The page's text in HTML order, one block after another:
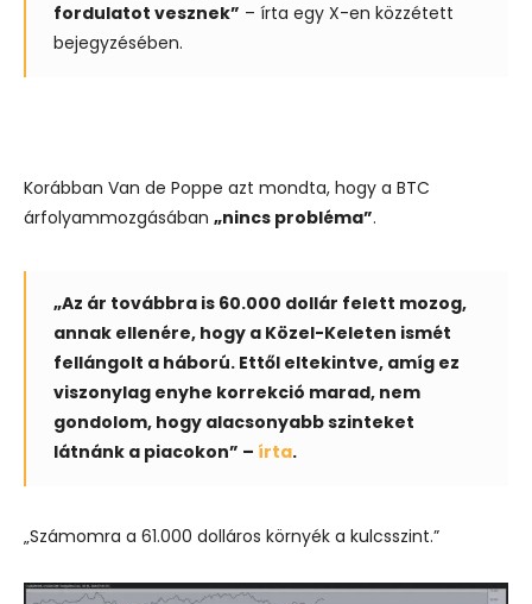
fordulatot vesznek” – írta egy X-en közzétett
bejegyzésében.
Korábban Van de Poppe azt mondta, hogy a BTC
árfolyammozgásában „nincs probléma”.
„Az ár továbbra is 60.000 dollár felett mozog,
annak ellenére, hogy a Közel-Keleten ismét
fellángolt a háború. Ettől eltekintve, amíg ez
viszonylag enyhe korrekció marad, nem
gondolom, hogy alacsonyabb szinteket
látnánk a piacokon” – írta.
„Számomra a 61.000 dolláros környék a kulcsszint.”